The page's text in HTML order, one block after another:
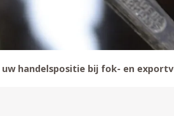
handelspositie bij fok- en